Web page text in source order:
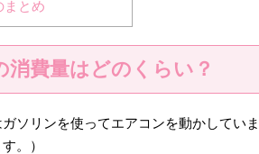
とめ
費量はどのくらい？
ソリンを使ってエアコンを動かしていま
。）